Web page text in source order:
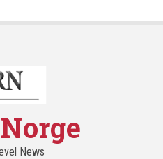
News